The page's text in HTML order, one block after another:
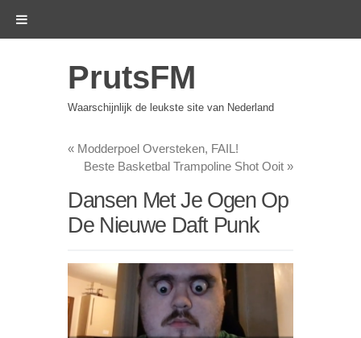
PrutsFM
Waarschijnlijk de leukste site van Nederland
« Modderpoel Oversteken, FAIL!
Beste Basketbal Trampoline Shot Ooit »
Dansen Met Je Ogen Op
De Nieuwe Daft Punk